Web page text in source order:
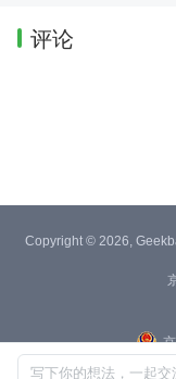
评论
写下你的想法，一起交
Copyright © 2026,